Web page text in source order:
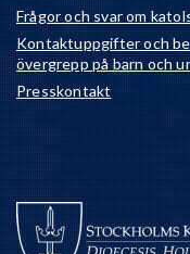
Frågor och svar om
Kontaktuppgifter och
övergrepp på barn och
Presskontakt